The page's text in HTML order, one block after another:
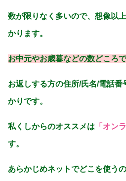
数が限りなく多いので、想像以
かります。
お中元やお歳暮などの数どころ
お返しする方の住所/氏名/電話
かりです。
私くしからのオススメは 「オン
す。
あらかじめネットでどこを使う